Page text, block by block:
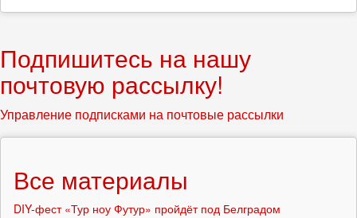
Подпишитесь на нашу
почтовую рассылку!
Управление подписками на почтовые рассылки
Все материалы
DIY-фест «Тур ноу Футур» пройдёт под Белградом